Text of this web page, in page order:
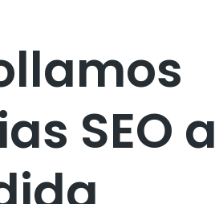
SEO a